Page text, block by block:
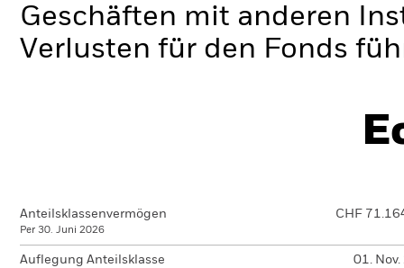
Geschäften mit anderen
Verlusten für den Fonds
Anteilsklassenvermögen
Per 30. Juni 2026
CHF
Auflegung Anteilsklasse 01.